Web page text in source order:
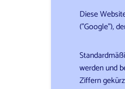
Diese
("Google"),
werden und
Ziffern